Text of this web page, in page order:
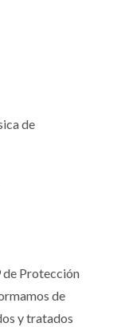
de
Protección
de
y tratados